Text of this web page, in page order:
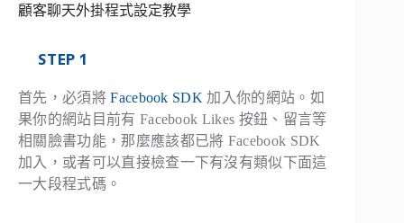
顧客聊天外掛程式設定教學
STEP 1
首先，必須將Facebook SDK 加入你的網站。如
果你的網站目前有 Facebook Likes 按鈕、留言等
相關臉書功能，那麼應該都已將 Facebook SDK
加入，或者可以直接檢查一下有沒有類似下面這
一大段程式碼。